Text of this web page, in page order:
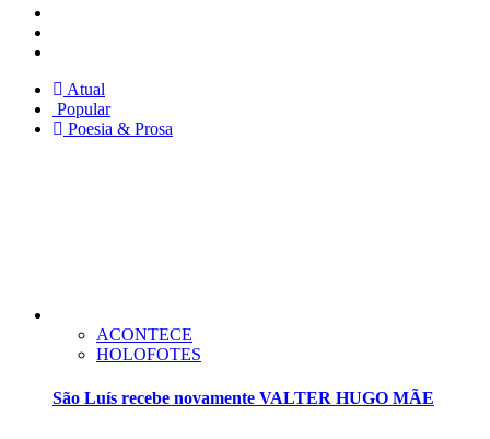
Atual
Popular
Poesia & Prosa
ACONTECE
HOLOFOTES
São Luís recebe novamente VALTER HUGO MÃE